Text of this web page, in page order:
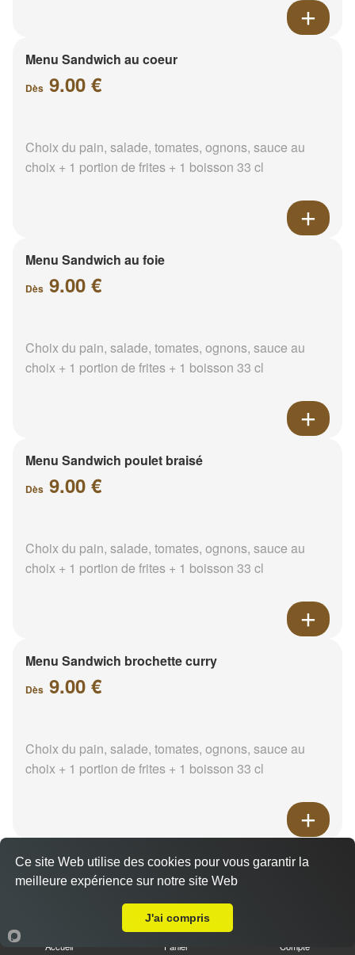
Menu Sandwich au coeur
Dès 9.00 €
Choix du pain, salade, tomates, ognons, sauce au
choix + 1 portion de frites + 1 boisson 33 cl
Menu Sandwich au foie
Dès 9.00 €
Choix du pain, salade, tomates, ognons, sauce au
choix + 1 portion de frites + 1 boisson 33 cl
Menu Sandwich poulet braisé
Dès 9.00 €
Choix du pain, salade, tomates, ognons, sauce au
choix + 1 portion de frites + 1 boisson 33 cl
Menu Sandwich brochette curry
Dès 9.00 €
Choix du pain, salade, tomates, ognons, sauce au
choix + 1 portion de frites + 1 boisson 33 cl
Menu Sandwich brochette
paprika
Choix du pain, salade, tomates, ognons, sauce au
Accueil Panier Compte
Ce site Web utilise des cookies pour vous garantir la
meilleure expérience sur notre site Web
J'ai compris